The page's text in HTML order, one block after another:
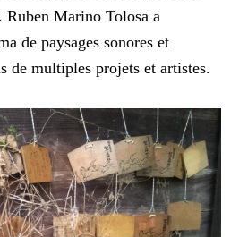
Ruben Marino Tolosa a
de paysages sonores et
de multiples projets et artistes.